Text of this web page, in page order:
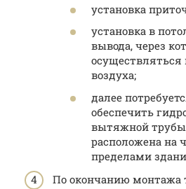
установка
установка в
вывода, через
осуществляться
воздуха;
далее
обеспечить
вытяжной
расположена на
пределами
По окончанию монтажа